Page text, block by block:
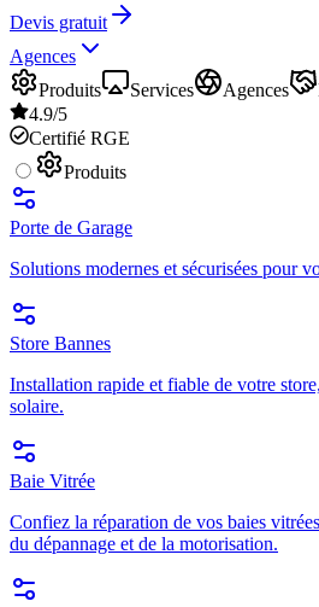
Devis gratuit
Agences
Produits
Services Agences
4.9/5
Certifié RGE
Produits
Porte de Garage
Solutions modernes et sécurisées pour
Store Bannes
Installation rapide et fiable de votre
solaire.
Baie Vitrée
Confiez la réparation de vos baies
du dépannage et de la motorisation.